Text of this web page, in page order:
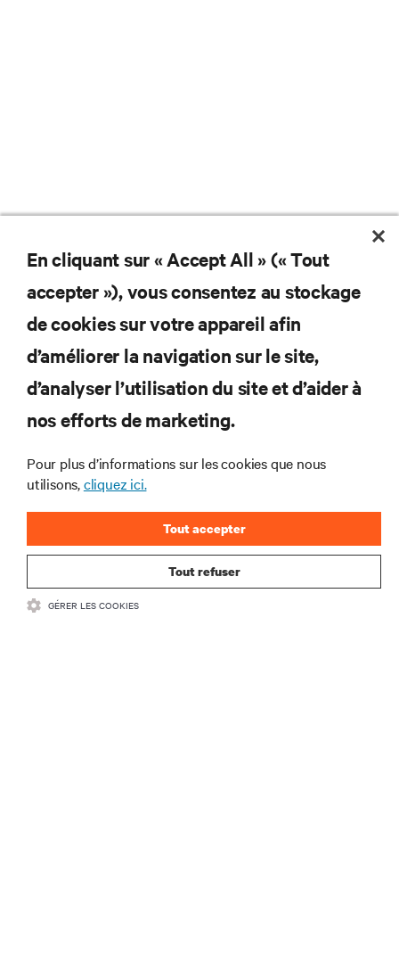
Ne manquez jamais une
offre
Joignez-vous à notre liste de diffusion
pour recevoir les dernières nouvelles sur
les produits et les mises à jour du
secteur de Vertiv.
En cliquant sur « Accept All » (« Tout
accepter »), vous consentez au stockage
de cookies sur votre appareil afin
d’améliorer la navigation sur le site,
d’analyser l’utilisation du site et d’aider à
nos efforts de marketing.
Pour plus d’informations sur les cookies que nous
utilisons,cliquez ici.
Tout refuser
Tout accepter
GÉRER LES COOKIES